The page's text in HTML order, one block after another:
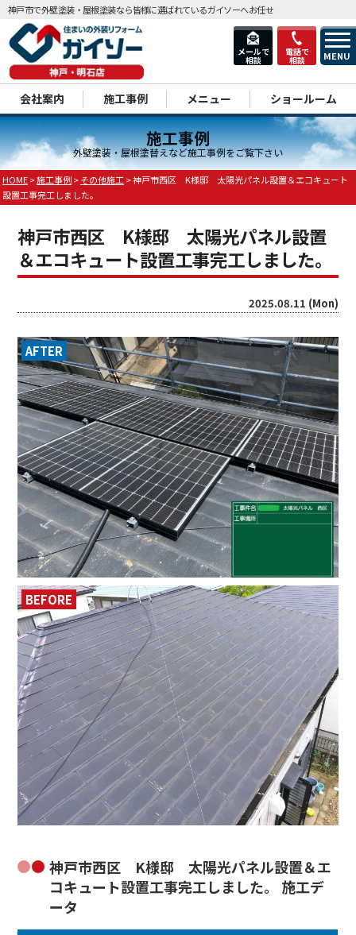
メールで
相談
電話で
相談 MENU
神戸市で外壁塗装・屋根塗装なら皆様に選ばれているガイソーへお任せ
会社案内 施工事例 メニュー ショールーム
施工事例
外壁塗装・屋根塗替えなど施工事例をご覧下さい
HOME>施工事例>その他施工>神戸市西区 K様邸 太陽光パネル設置＆エコキュート
設置工事完工しました。
神戸市西区 K様邸 太陽光パネル設置
＆エコキュート設置工事完工しました。
2025.08.11 (Mon)
AFTER
BEFORE
神戸市西区 K様邸 太陽光パネル設置＆エ
コキュート設置工事完工しました。 施工デ
ータ